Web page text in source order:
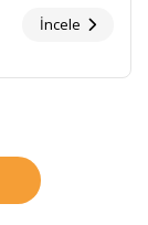
İncele